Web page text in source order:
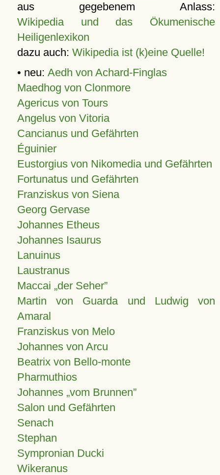
aus gegebenem Anlass:
Wikipedia und das Ökumenische
Heiligenlexikon
dazu auch: Wikipedia ist (k)eine Quelle!
• neu: Aedh von Achard-Finglas
Maedhog von Clonmore
Agericus von Tours
Angelus von Vitoria
Cancianus und Gefährten
Éguinier
Eustorgius von Nikomedia und Gefährten
Fortunatus und Gefährten
Franziskus von Siena
Georg Gervase
Johannes Etheus
Johannes Isaurus
Lanuinus
Laustranus
Maccai „der Seher”
Martin von Guarda und Ludwig von
Amaral
Franziskus von Melo
Johannes von Arcu
Beatrix von Bello-monte
Pharmuthios
Johannes vom Brunnen
Salon und Gefährten
Senach
Stephan
Sympronian Ducki
Wikeranus